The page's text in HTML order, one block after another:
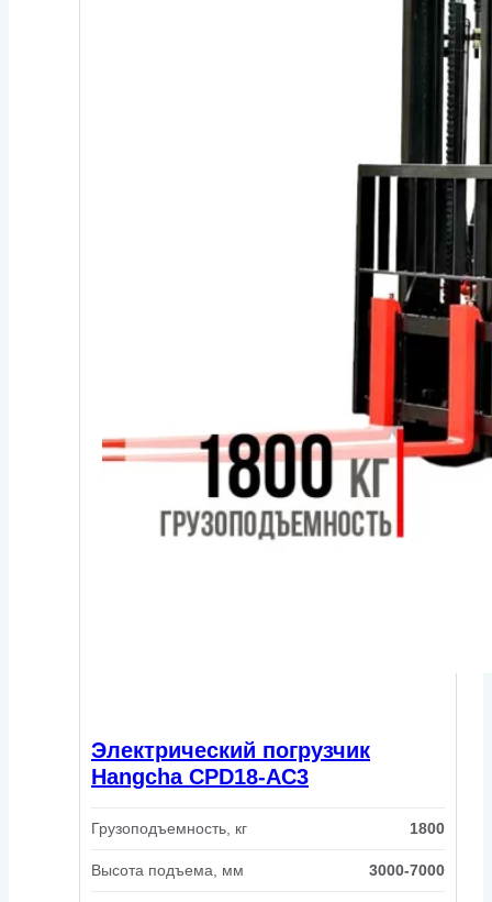
Электрический погрузчик
Hangcha CPD18-AC3
Грузоподъемность, кг 1800
Высота подъема, мм 3000-7000